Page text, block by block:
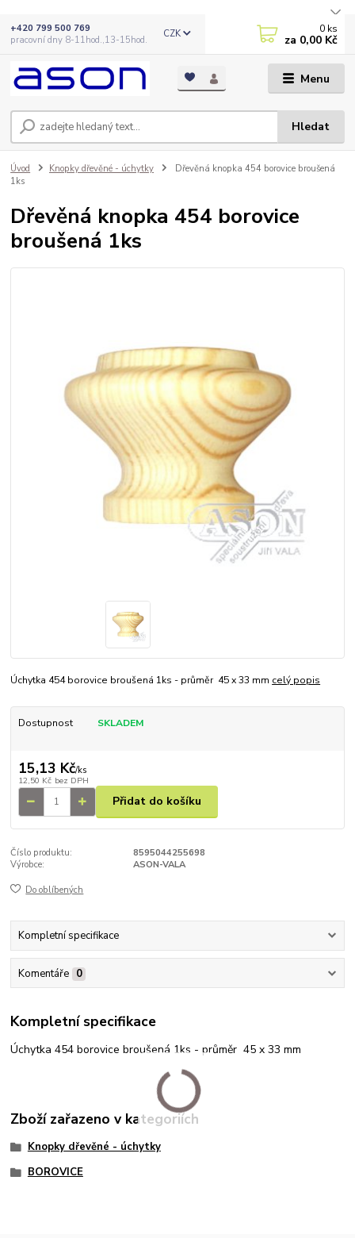
Menu
CZK
Hledat
+420 799 500 769
pracovní dny 8-11hod.,13-15hod.
0 ks
za 0,00 Kč
Úvod Knopky dřevěné - úchytky
Dřevěná knopka 454 borovice broušená
1ks
Dřevěná knopka 454 borovice
broušená 1ks
Úchytka 454 borovice broušená 1ks - průměr 45 x 33 mm celý popis
Dostupnost SKLADEM
15,13 Kč/ks
12,50 Kč bez DPH
Přidat do košíku
Číslo produktu:
8595044255698
Výrobce:
ASON-VALA
Do oblíbených
Kompletní specifikace
Komentáře 0
Kompletní specifikace
Úchytka 454 borovice broušená 1ks - průměr 45 x 33 mm
Zboží zařazeno v kategoriích
Knopky dřevěné - úchytky
BOROVICE